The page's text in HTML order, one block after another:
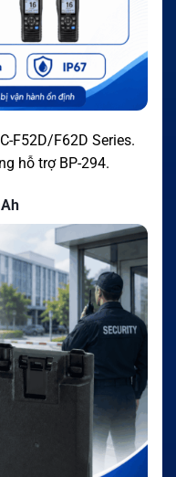
F52D/F62D Series.
hỗ trợ BP-294.